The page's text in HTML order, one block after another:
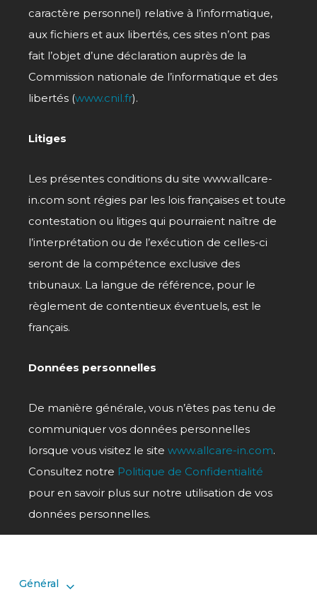
caractère personnel) relative à l’informatique,
aux fichiers et aux libertés, ces sites n’ont pas
fait l’objet d’une déclaration auprès de la
Commission nationale de l’informatique et des
libertés (www.cnil.fr).
Litiges
Les présentes conditions du site www.allcare-
in.com sont régies par les lois françaises et toute
contestation ou litiges qui pourraient naître de
l’interprétation ou de l’exécution de celles-ci
seront de la compétence exclusive des
tribunaux. La langue de référence, pour le
règlement de contentieux éventuels, est le
français.
Données personnelles
De manière générale, vous n’êtes pas tenu de
communiquer vos données personnelles
lorsque vous visitez le sitewww.allcare-in.com.
Consultez notre Politique de Confidentialité
pour en savoir plus sur notre utilisation de vos
données personnelles.
Général